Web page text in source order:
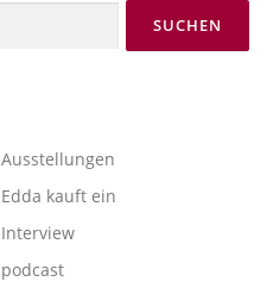
Ausstellungen
Edda kauft ein
Interview
podcast